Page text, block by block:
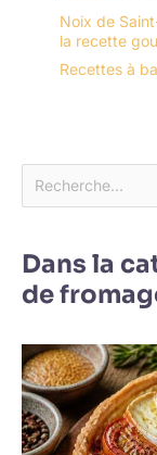
Noix de
la recette
Recettes à
Dans la
de